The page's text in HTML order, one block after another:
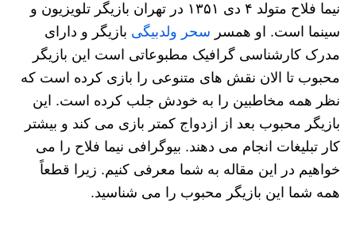
نیما فلاح متولد ۴ دی ۱۳۵۱ در تهران بازیگر تلویزیون و
سینما است. او همسر سحر ولدبیگی بازیگر و دارای
مدرک کارشناسی گرافیک مطبوعاتی است این بازیگر
محبوب تا الان نقش های متنوعی را بازی کرده است که
نظر همه مخاطبین را به خودش جلب کرده است. این
بازیگر محبوب بعد از ازدواج کمتر بازی می کند و بیشتر
کار تبلیغات انجام می دهند. بیوگرافی نیما فلاح را می
خواهیم در این مقاله به شما معرفی کنیم. زیرا قطعاً
همه شما این بازیگر محبوب را می شناسید.